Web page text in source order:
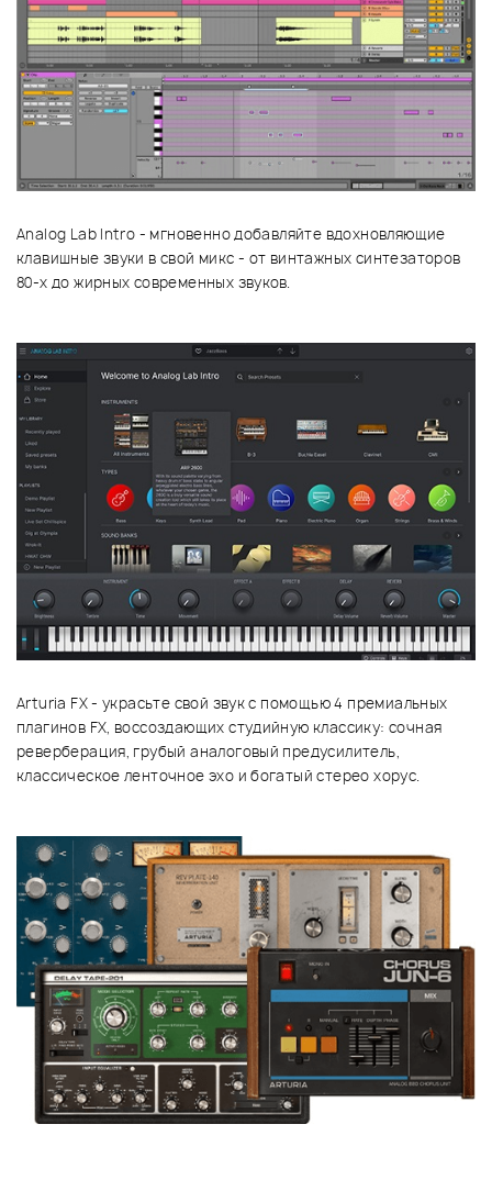
Analog Lab Intro - мгновенно добавляйте вдохновляющие
клавишные звуки в свой микс - от винтажных синтезаторов
80-х до жирных современных звуков.
Arturia FX - украсьте свой звук с помощью 4 премиальных
плагинов FX, воссоздающих студийную классику: сочная
реверберация, грубый аналоговый предусилитель,
классическое ленточное эхо и богатый стерео хорус.